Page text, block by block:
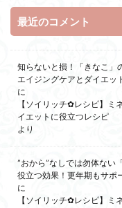
最近のコメント
知らないと損！「きなこ」
エイジングケアとダイエッ
に
【ソイリッチ✿レシピ】ミ
イエットに役立つレシピ
より
”おから”なしでは勿体ない
役立つ効果！更年期もサポ
に
【ソイリッチ✿レシピ】ミ